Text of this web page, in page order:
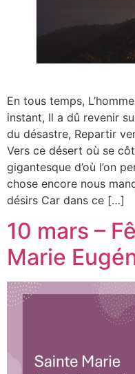
En tous temps,
instant, Il a dû revenir
du désastre, Repartir
Vers ce désert où se
gigantesque d’où l’on
chose encore nous
désirs Car dans ce […]
10 mars –
Marie